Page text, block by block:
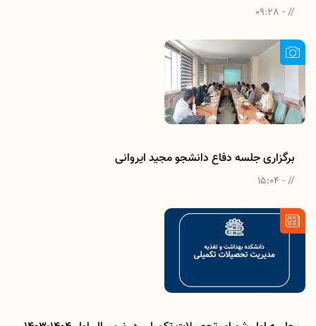
// - 09:28
برگزاری جلسه دفاع دانشجو مجید ایروانی
// - 15:04